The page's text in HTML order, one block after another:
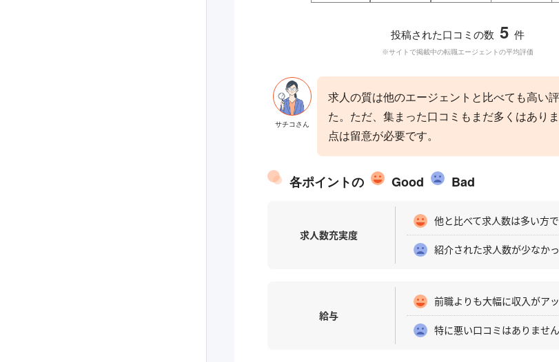
投稿された口コミの数 5 件
※サイトで掲載中の転職エージェントの平均評価
求人の質は他のエージェントと比べても高い
た。ただ、集まった口コミもまだ多くはあり
点は留意が必要です。
各ポイントの Good Bad
求人数充実度
他と比べて求人数は多い方
紹介された求人数が少なか
給与
前職よりも大幅に収入がア
特に悪い口コミはありませ